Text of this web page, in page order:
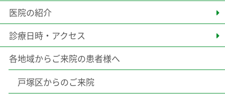
医院の紹介
診療日時・アクセス
各地域からご来院の患者様へ
戸塚区からのご来院